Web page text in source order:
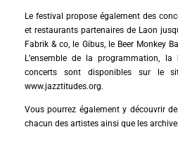
Le festival propose également des
et restaurants partenaires de Laon
Fabrik & co, le Gibus, le Beer Monkey
L’ensemble de la programmation,
concerts sont disponibles sur le
www.jazztitudes.org.
Vous pourrez également y découvrir
chacun des artistes ainsi que les